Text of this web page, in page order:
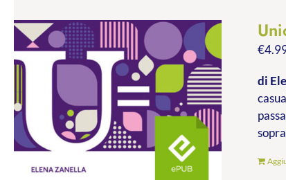
€
di